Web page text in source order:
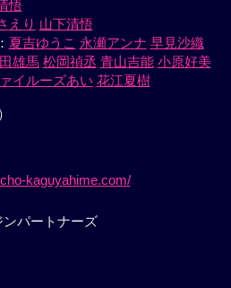
悟
えり 山下清悟
： 夏吉ゆうこ 永瀬アンナ 早見沙織
雄馬 松岡禎丞 青山吉能 小原好美
イルーズあい 花江夏樹
kaguyahime.com/
パートナーズ